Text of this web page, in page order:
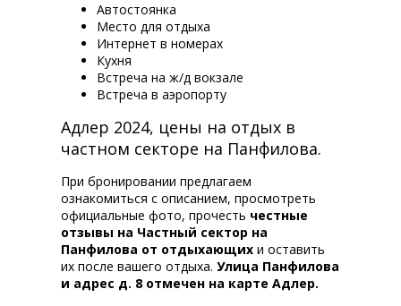
Автостоянка
Место для отдыха
Интернет в номерах
Кухня
Встреча на ж/д вокзале
Встреча в аэропорту
Адлер 2024, цены на отдых в
частном секторе на Панфилова.
При бронировании предлагаем
ознакомиться с описанием, просмотреть
официальные фото, прочесть честные
отзывы на Частный сектор на
Панфилова от отдыхающих и оставить
их после вашего отдыха. Улица Панфилова
и адрес д. 8 отмечен на карте Адлер.